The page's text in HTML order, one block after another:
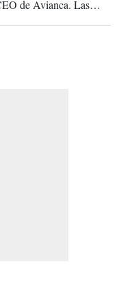
de Avianca. Las
de ambas